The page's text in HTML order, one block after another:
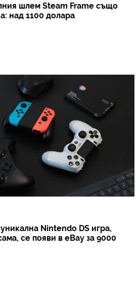
шлем Steam Frame също
над 1100 долара
Nintendo DS игра,
се появи в eBay за 9000